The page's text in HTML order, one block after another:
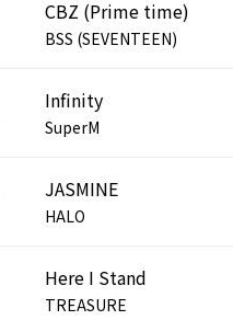
CBZ (Prime time)
BSS (SEVENTEEN)
Infinity
SuperM
JASMINE
HALO
Here I Stand
TREASURE